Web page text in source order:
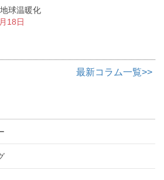
球温暖化
18日
最新コラム一覧>>